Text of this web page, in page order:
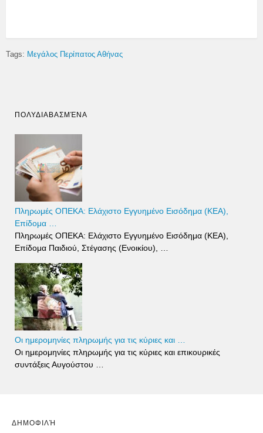
Tags: Μεγάλος Περίπατος Αθήνας
ΠΟΛΥΔΙΑΒΑΣΜΈΝΑ
Πληρωμές ΟΠΕΚΑ: Ελάχιστο Εγγυημένο Εισόδημα (ΚΕΑ),
Επίδομα …
Πληρωμές ΟΠΕΚΑ: Ελάχιστο Εγγυημένο Εισόδημα (ΚΕΑ),
Επίδομα Παιδιού, Στέγασης (Ενοικίου), …
Οι ημερομηνίες πληρωμής για τις κύριες και …
Οι ημερομηνίες πληρωμής για τις κύριες και επικουρικές
συντάξεις Αυγούστου …
ΔΗΜΟΦΙΛΉ